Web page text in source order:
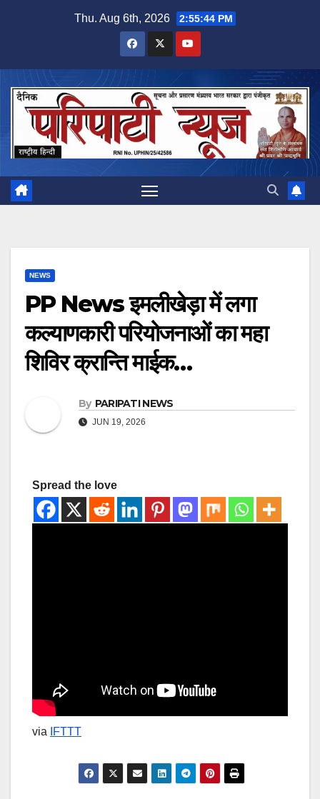
Thu. Aug 6th, 2026 2:55:44 PM
NEWS
PP News इमलीखेड़ा में लगा
कल्याणकारी परियोजनाओं का महा
शिविर क्रान्ति माईक…
By PARIPATI NEWS
JUN 19, 2026
Spread the love
via IFTTT